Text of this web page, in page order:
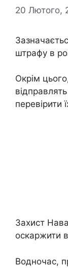
20 Лютого,
штрафу в
Окрім
перевірити
Захист
оскаржити
Водночас,